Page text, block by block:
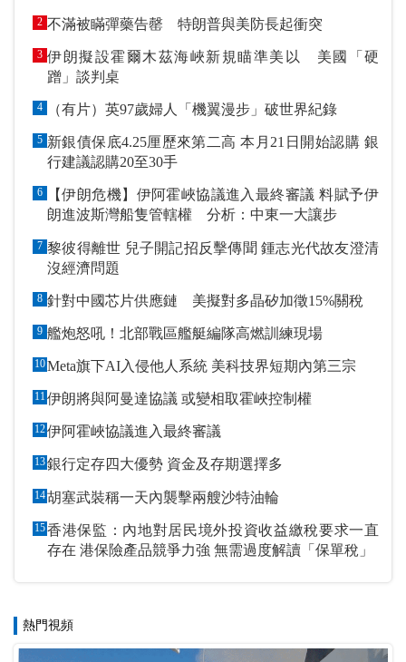
2 不滿被瞞彈藥告罄 特朗普與美防長起衝突
3 伊朗擬設霍爾木茲海峽新規瞄準美以 美國「硬
蹭」談判桌
4 （有片）英97歲婦人「機翼漫步」破世界紀錄
5 新銀債保底4.25厘歷來第二高 本月21日開始認購 銀
行建議認購20至30手
6
【伊朗危機】伊阿霍峽協議進入最終審議 料賦予伊
朗進波斯灣船隻管轄權 分析：中東一大讓步
7 黎彼得離世 兒子開記招反擊傳聞 鍾志光代故友澄清
沒經濟問題
8 針對中國芯片供應鏈 美擬對多晶矽加徵15%關稅
9 艦炮怒吼！北部戰區艦艇編隊高燃訓練現場
10Meta旗下AI入侵他人系統 美科技界短期內第三宗
11 伊朗將與阿曼達協議 或變相取霍峽控制權
12伊阿霍峽協議進入最終審議
13 銀行定存四大優勢 資金及存期選擇多
14胡塞武裝稱一天內襲擊兩艘沙特油輪
15香港保監：內地對居民境外投資收益繳稅要求一直
存在 港保險產品競爭力強 無需過度解讀「保單稅」
熱門視頻